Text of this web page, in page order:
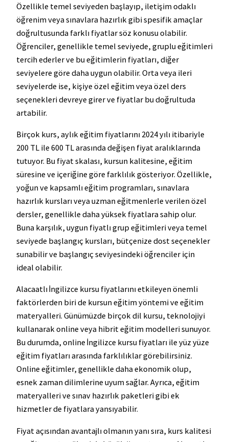
Özellikle temel seviyeden başlayıp, iletişim odaklı
öğrenim veya sınavlara hazırlık gibi spesifik amaçlar
doğrultusunda farklı fiyatlar söz konusu olabilir.
Öğrenciler, genellikle temel seviyede, gruplu eğitimleri
tercih ederler ve bu eğitimlerin fiyatları, diğer
seviyelere göre daha uygun olabilir. Orta veya ileri
seviyelerde ise, kişiye özel eğitim veya özel ders
seçenekleri devreye girer ve fiyatlar bu doğrultuda
artabilir.
Birçok kurs, aylık eğitim fiyatlarını 2024 yılı itibariyle
200 TL ile 600 TL arasında değişen fiyat aralıklarında
tutuyor. Bu fiyat skalası, kursun kalitesine, eğitim
süresine ve içeriğine göre farklılık gösteriyor. Özellikle,
yoğun ve kapsamlı eğitim programları, sınavlara
hazırlık kursları veya uzman eğitmenlerle verilen özel
dersler, genellikle daha yüksek fiyatlara sahip olur.
Buna karşılık, uygun fiyatlı grup eğitimleri veya temel
seviyede başlangıç kursları, bütçenize dost seçenekler
sunabilir ve başlangıç seviyesindeki öğrenciler için
ideal olabilir.
Alacaatlı İngilizce kursu fiyatlarını etkileyen önemli
faktörlerden biri de kursun eğitim yöntemi ve eğitim
materyalleri. Günümüzde birçok dil kursu, teknolojiyi
kullanarak online veya hibrit eğitim modelleri sunuyor.
Bu durumda, online İngilizce kursu fiyatları ile yüz yüze
eğitim fiyatları arasında farklılıklar görebilirsiniz.
Online eğitimler, genellikle daha ekonomik olup,
esnek zaman dilimlerine uyum sağlar. Ayrıca, eğitim
materyalleri ve sınav hazırlık paketleri gibi ek
hizmetler de fiyatlara yansıyabilir.
Fiyat açısından avantajlı olmanın yanı sıra, kurs kalitesi